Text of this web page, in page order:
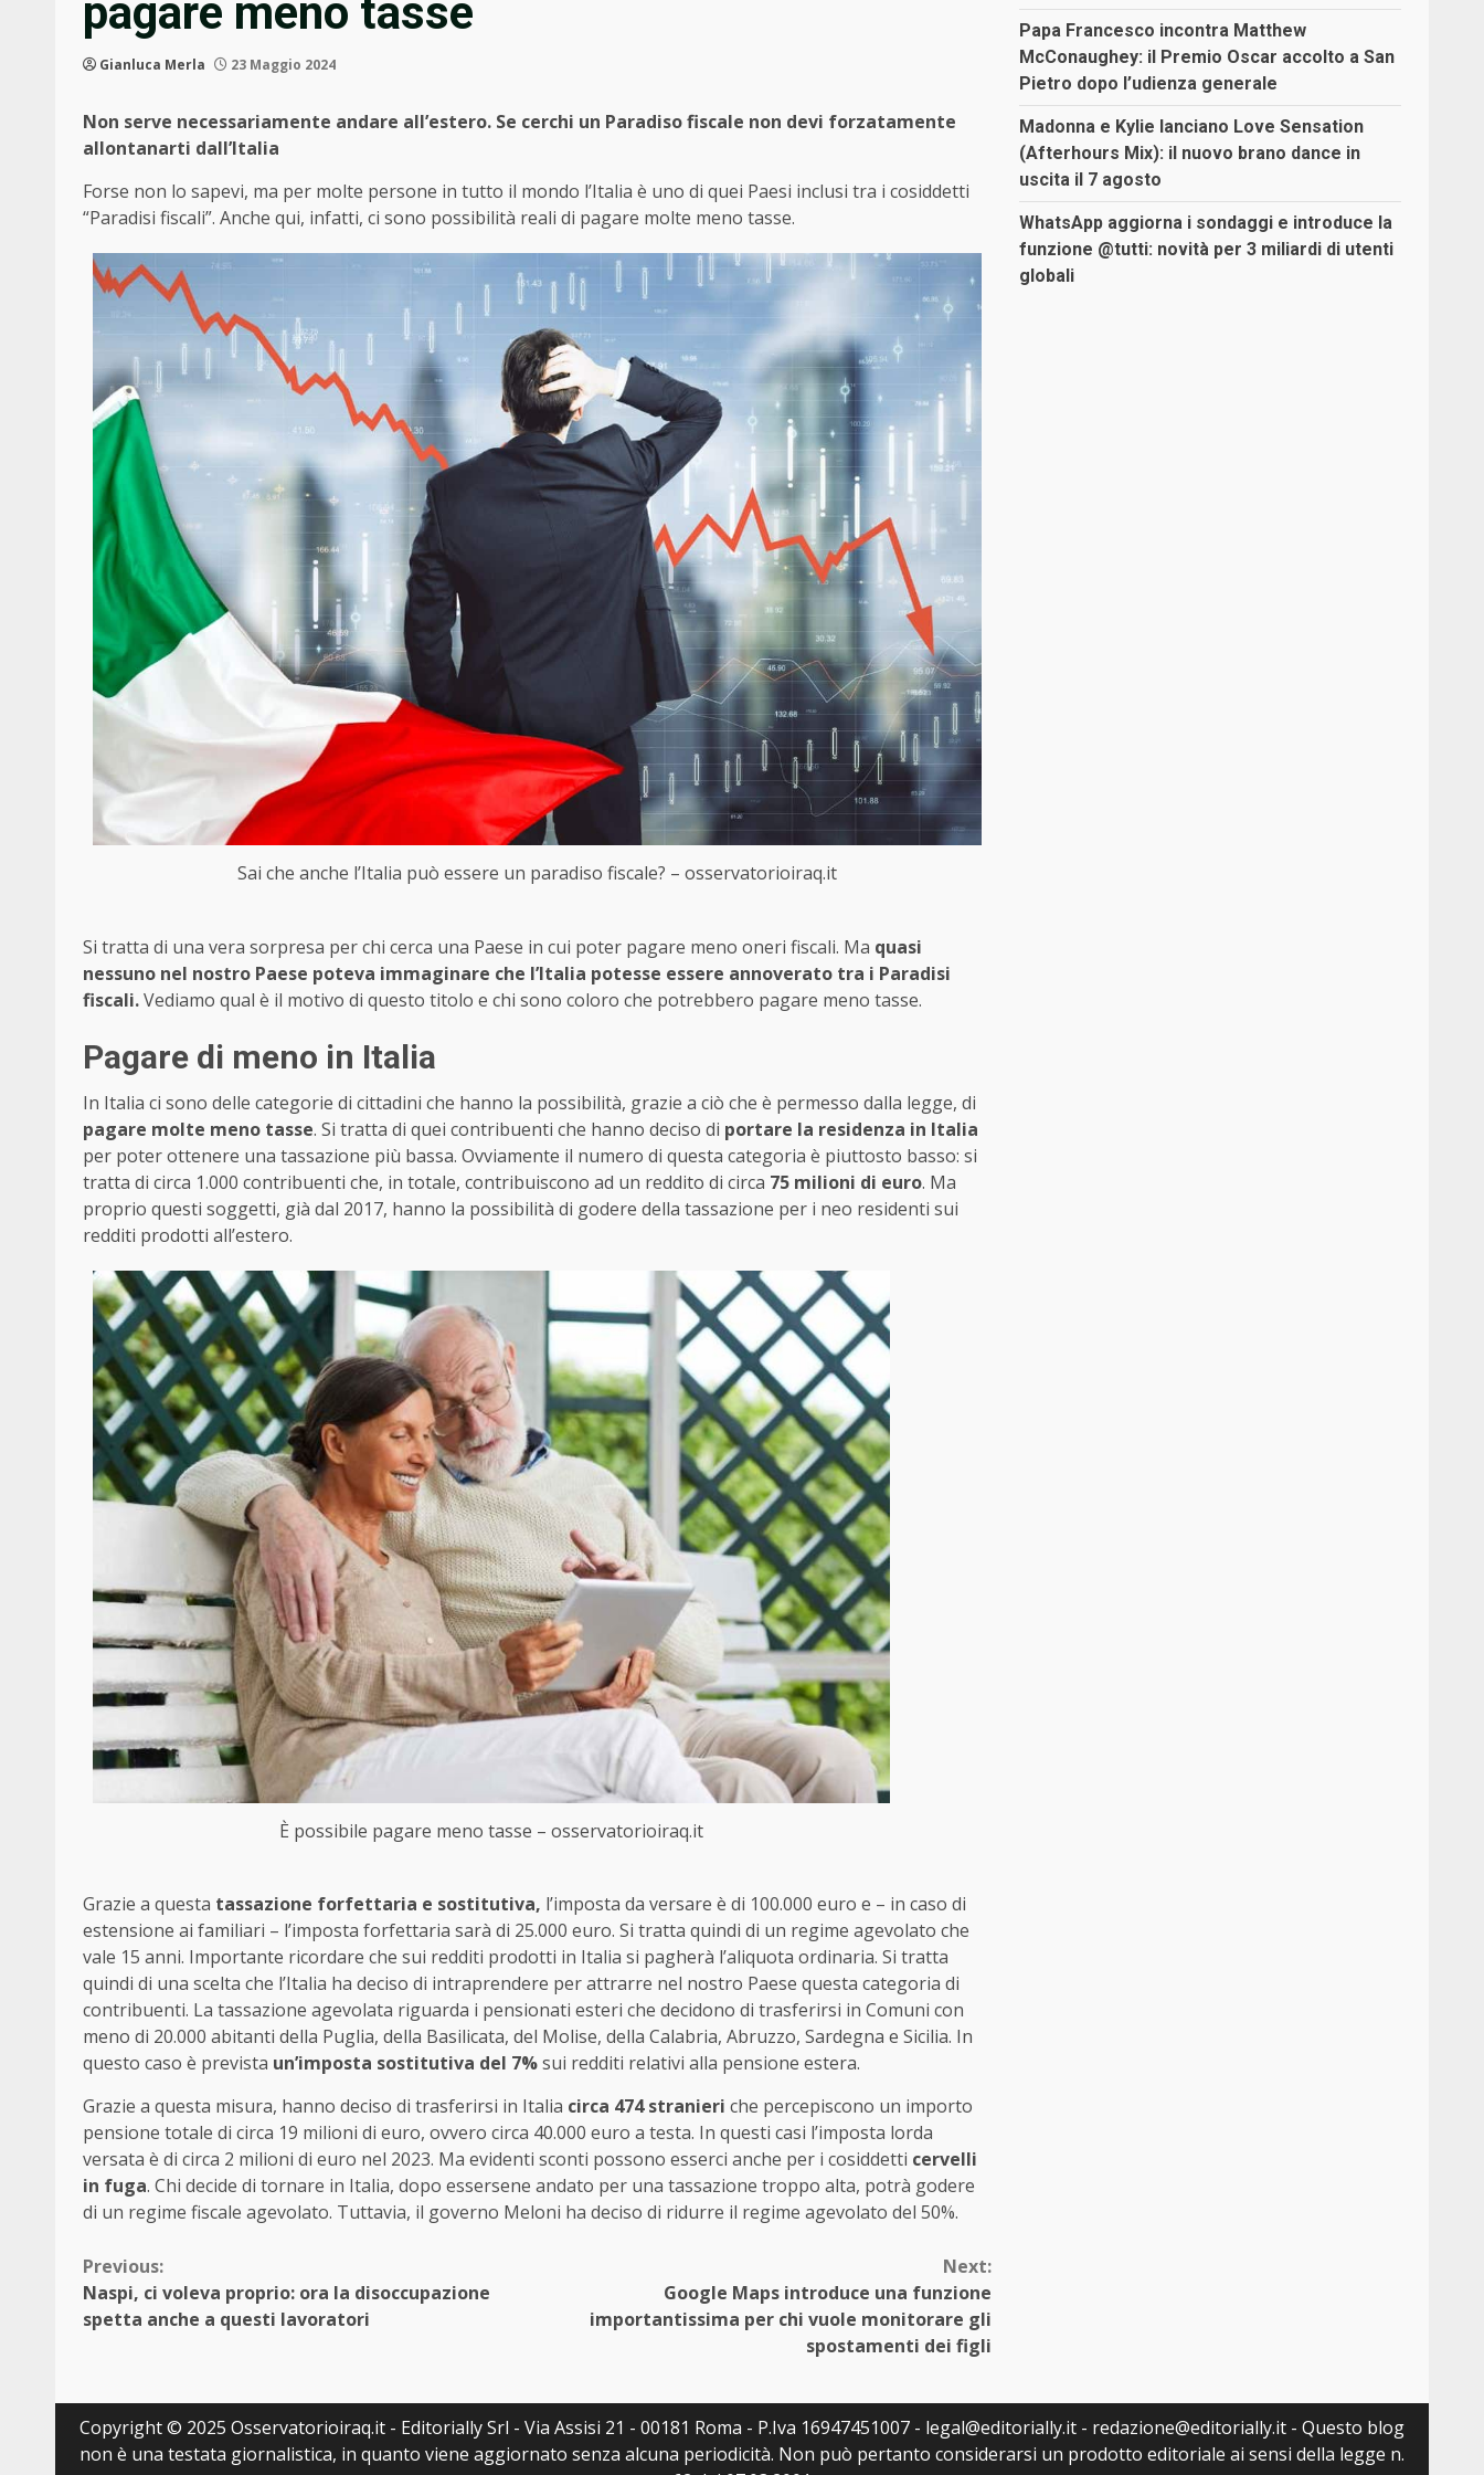
pagare meno tasse
Gianluca Merla 23 Maggio 2024
Non serve necessariamente andare all’estero. Se cerchi un Paradiso fiscale non devi forzatamente
allontanarti dall’Italia
Forse non lo sapevi, ma per molte persone in tutto il mondo l’Italia è uno di quei Paesi inclusi tra i cosiddetti
“Paradisi fiscali”. Anche qui, infatti, ci sono possibilità reali di pagare molte meno tasse.
Sai che anche l’Italia può essere un paradiso fiscale? – osservatorioiraq.it
Si tratta di una vera sorpresa per chi cerca una Paese in cui poter pagare meno oneri fiscali. Ma quasi
nessuno nel nostro Paese poteva immaginare che l’Italia potesse essere annoverato tra i Paradisi
fiscali.Vediamo qual è il motivo di questo titolo e chi sono coloro che potrebbero pagare meno tasse.
Pagare di meno in Italia
In Italia ci sono delle categorie di cittadini che hanno la possibilità, grazie a ciò che è permesso dalla legge, di
pagare molte meno tasse. Si tratta di quei contribuenti che hanno deciso di portare la residenza in Italia
per poter ottenere una tassazione più bassa. Ovviamente il numero di questa categoria è piuttosto basso: si
tratta di circa 1.000 contribuenti che, in totale, contribuiscono ad un reddito di circa 75 milioni di euro. Ma
proprio questi soggetti, già dal 2017, hanno la possibilità di godere della tassazione per i neo residenti sui
redditi prodotti all’estero.
È possibile pagare meno tasse – osservatorioiraq.it
Grazie a questa tassazione forfettaria e sostitutiva, l’imposta da versare è di 100.000 euro e – in caso di
estensione ai familiari – l’imposta forfettaria sarà di 25.000 euro. Si tratta quindi di un regime agevolato che
vale 15 anni. Importante ricordare che sui redditi prodotti in Italia si pagherà l’aliquota ordinaria. Si tratta
quindi di una scelta che l’Italia ha deciso di intraprendere per attrarre nel nostro Paese questa categoria di
contribuenti. La tassazione agevolata riguarda i pensionati esteri che decidono di trasferirsi in Comuni con
meno di 20.000 abitanti della Puglia, della Basilicata, del Molise, della Calabria, Abruzzo, Sardegna e Sicilia. In
questo caso è prevista un’imposta sostitutiva del 7%sui redditi relativi alla pensione estera.
Grazie a questa misura, hanno deciso di trasferirsi in Italia circa 474 stranieri che percepiscono un importo
pensione totale di circa 19 milioni di euro, ovvero circa 40.000 euro a testa. In questi casi l’imposta lorda
versata è di circa 2 milioni di euro nel 2023. Ma evidenti sconti possono esserci anche per i cosiddetti cervelli
in fuga. Chi decide di tornare in Italia, dopo essersene andato per una tassazione troppo alta, potrà godere
di un regime fiscale agevolato. Tuttavia, il governo Meloni ha deciso di ridurre il regime agevolato del 50%.
Continue
Reading
Previous:
Naspi, ci voleva proprio: ora la disoccupazione
spetta anche a questi lavoratori
Next:
Google Maps introduce una funzione
importantissima per chi vuole monitorare gli
spostamenti dei figli
Papa Francesco incontra Matthew
McConaughey: il Premio Oscar accolto a San
Pietro dopo l’udienza generale
Madonna e Kylie lanciano Love Sensation
(Afterhours Mix): il nuovo brano dance in
uscita il 7 agosto
WhatsApp aggiorna i sondaggi e introduce la
funzione @tutti: novità per 3 miliardi di utenti
globali
Copyright © 2025 Osservatorioiraq.it - Editorially Srl - Via Assisi 21 - 00181 Roma - P.Iva 16947451007 - legal@editorially.it - redazione@editorially.it - Questo blog
non è una testata giornalistica, in quanto viene aggiornato senza alcuna periodicità. Non può pertanto considerarsi un prodotto editoriale ai sensi della legge n.